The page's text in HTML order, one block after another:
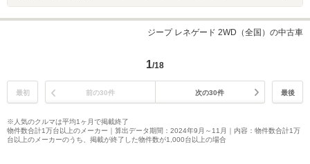
ジープ レネゲード 2WD（全国）の中古車
1/18
最初 前の30件 次の30件 最後
※人気のクルマは平均1ヶ月で掲載終了
物件数合計1万台以上のメーカー｜算出データ期間：2024年9月～11月｜内容：物件数合計1万
台以上のメーカーのうち、掲載が終了した物件数が1,000台以上の場合